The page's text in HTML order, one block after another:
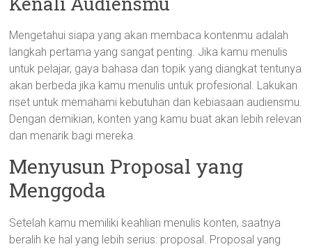
Mengetahui siapa yang akan membaca kontenmu adalah
langkah pertama yang sangat penting. Jika kamu menulis
untuk pelajar, gaya bahasa dan topik yang diangkat tentunya
akan berbeda jika kamu menulis untuk profesional. Lakukan
riset untuk memahami kebutuhan dan kebiasaan audiensmu.
Dengan demikian, konten yang kamu buat akan lebih relevan
dan menarik bagi mereka.
Menyusun Proposal yang
Menggoda
Setelah kamu memiliki keahlian menulis konten, saatnya
beralih ke hal yang lebih serius: proposal. Proposal yang